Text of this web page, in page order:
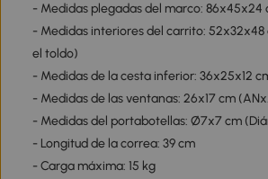
- Medidas plegadas del marco: 86x45x24
- Medidas interiores del carrito:
el toldo)
- Medidas de la cesta inferior: 36x25x12
- Medidas de las ventanas: 26x17 cm
- Medidas del portabotellas: Ø7x7 cm
- Longitud de la correa: 39 cm
- Carga máxima: 15 kg